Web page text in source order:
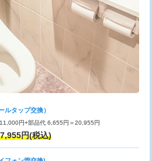
ルタップ交換）
円+部品代 6,655円＝20,955円
円(税込)